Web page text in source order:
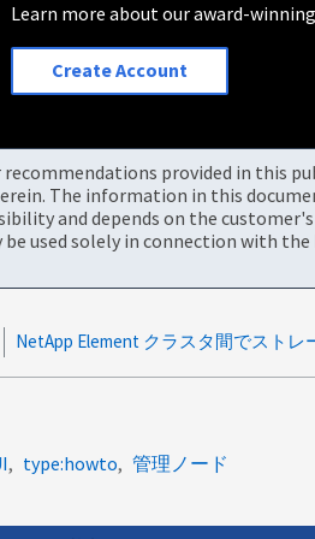
Learn more about our award-
Create Account
provided in this
The information in this
and depends on the
used solely in connection with the
type:howto 管理ノード